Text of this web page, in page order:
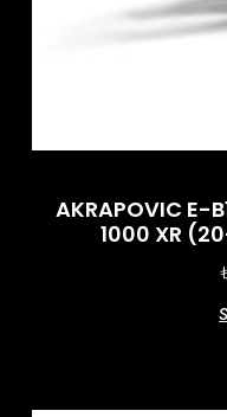
AKRAPOVIC E-
1000 XR